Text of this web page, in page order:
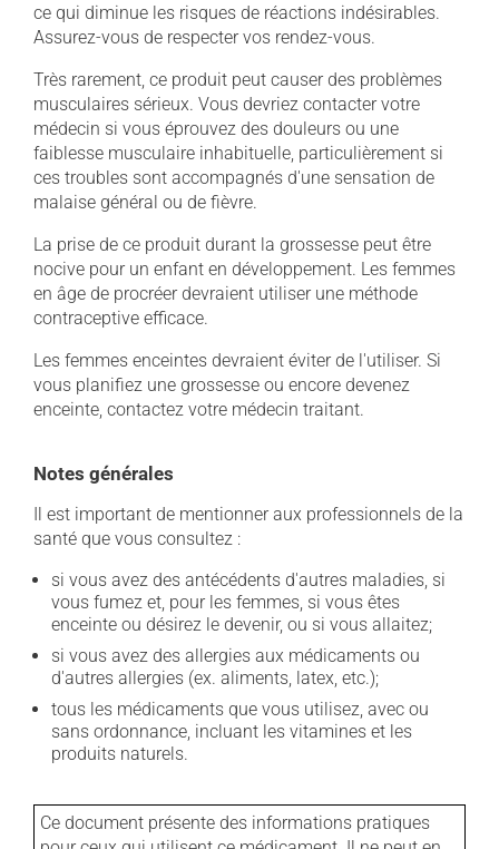
ce qui diminue les risques de réactions indésirables.
Assurez-vous de respecter vos rendez-vous.
Très rarement, ce produit peut causer des problèmes
musculaires sérieux. Vous devriez contacter votre
médecin si vous éprouvez des douleurs ou une
faiblesse musculaire inhabituelle, particulièrement si
ces troubles sont accompagnés d'une sensation de
malaise général ou de fièvre.
La prise de ce produit durant la grossesse peut être
nocive pour un enfant en développement. Les femmes
en âge de procréer devraient utiliser une méthode
contraceptive efficace.
Les femmes enceintes devraient éviter de l'utiliser. Si
vous planifiez une grossesse ou encore devenez
enceinte, contactez votre médecin traitant.
Notes générales
Il est important de mentionner aux professionnels de la
santé que vous consultez :
si vous avez des antécédents d'autres maladies, si
vous fumez et, pour les femmes, si vous êtes
enceinte ou désirez le devenir, ou si vous allaitez;
si vous avez des allergies aux médicaments ou
d'autres allergies (ex. aliments, latex, etc.);
tous les médicaments que vous utilisez, avec ou
sans ordonnance, incluant les vitamines et les
produits naturels.
Ce document présente des informations pratiques